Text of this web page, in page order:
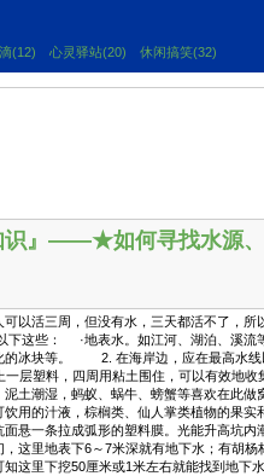
(12) 心灵驿站(20) 休闲搞笑(32)
识』——★如何寻找水源
以活三周，但没有水，三天都活不了，
下这些： ·地表水。如江河、湖泊
的冰块等。 2. 在海岸边，应在最高水
一层塑料，四周用粘土围住，可以有效
泥土潮湿，蚂蚁、蜗牛、螃蟹等喜欢在
饮用的汁液，棕榈类、仙人掌类植物的
面悬一条拉成弧形的塑料膜。光能升高坑
这里地表下6～7米深就有地下水；有胡
知这里下挖50厘米或1米左右就能找到地